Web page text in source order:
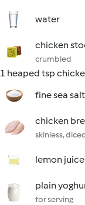
water
chicken
crumbled
1 heaped tsp
fine sea salt
chicken
skinless,
lemon juice
plain
for serving